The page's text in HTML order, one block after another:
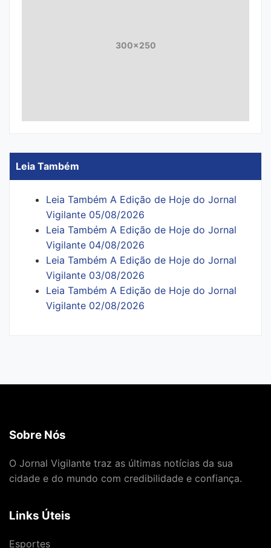
300x250
Leia Também
Leia Também A Edição de Hoje do Jornal
Vigilante 05/08/2026
Leia Também A Edição de Hoje do Jornal
Vigilante 04/08/2026
Leia Também A Edição de Hoje do Jornal
Vigilante 03/08/2026
Leia Também A Edição de Hoje do Jornal
Vigilante 02/08/2026
Sobre Nós
O Jornal Vigilante traz as últimas notícias da sua
cidade e do mundo com credibilidade e confiança.
Links Úteis
Esportes